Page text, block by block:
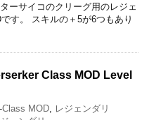
ーサイコのクリーグ用のレジェ
す。 スキルの＋5が6つもあり
Class MOD Level
-Class MOD
レジェンダリ